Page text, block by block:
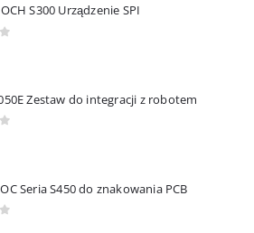
S300 Urządzenie SPI
Zestaw do integracji z robotem
Seria S450 do znakowania PCB